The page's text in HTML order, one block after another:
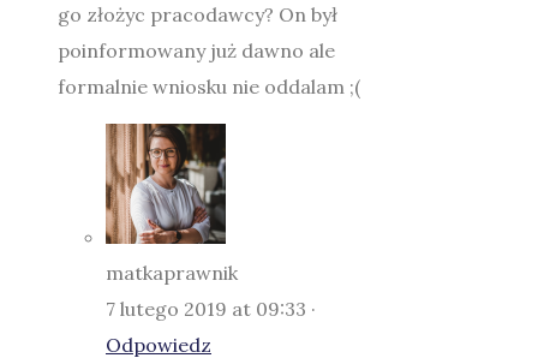
go złożyc pracodawcy? On był
poinformowany już dawno ale
formalnie wniosku nie oddalam ;(
matkaprawnik
7 lutego 2019 at 09:33 ·
Odpowiedz